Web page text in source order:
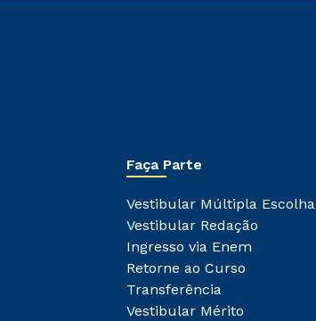
Faça Parte
Vestibular Múltipla Escolha
Vestibular Redação
Ingresso via Enem
Retorne ao Curso
Transferência
Vestibular Mérito